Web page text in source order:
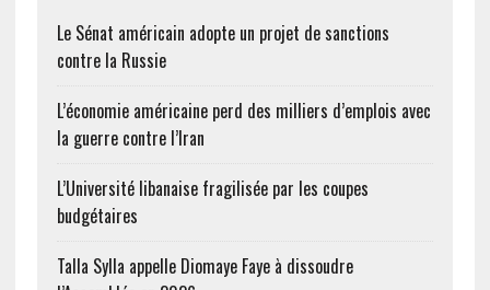
Le Sénat américain adopte un projet de sanctions
contre la Russie
L’économie américaine perd des milliers d’emplois avec
la guerre contre l’Iran
L’Université libanaise fragilisée par les coupes
budgétaires
Talla Sylla appelle Diomaye Faye à dissoudre